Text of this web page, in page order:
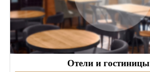
Отели и гостиницы